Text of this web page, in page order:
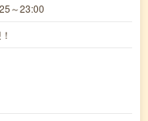
～23:00